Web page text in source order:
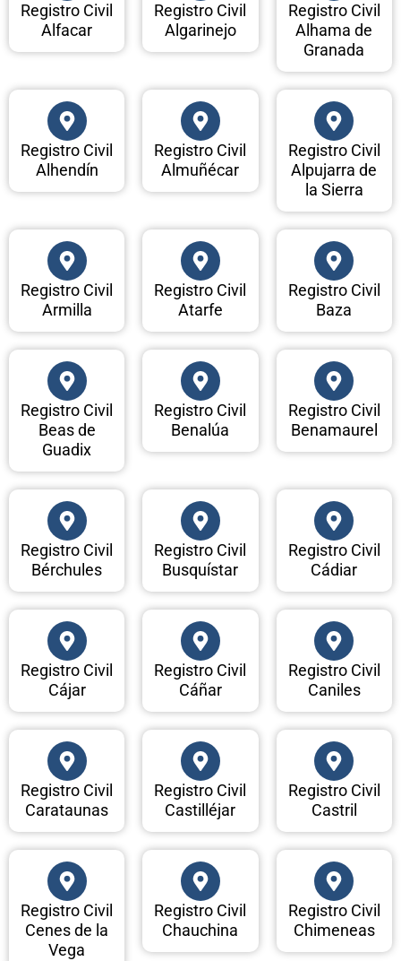
Registro Civil
Alfacar
Registro Civil
Algarinejo
Registro Civil
Alhama de
Granada
Registro Civil
Alhendín
Registro Civil
Almuñécar
Registro Civil
Alpujarra de
la Sierra
Registro Civil
Armilla
Registro Civil
Atarfe
Registro Civil
Baza
Registro Civil
Beas de
Guadix
Registro Civil
Benalúa
Registro Civil
Benamaurel
Registro Civil
Bérchules
Registro Civil
Busquístar
Registro Civil
Cádiar
Registro Civil
Cájar
Registro Civil
Cáñar
Registro Civil
Caniles
Registro Civil
Carataunas
Registro Civil
Castilléjar
Registro Civil
Castril
Registro Civil
Cenes de la
Vega
Registro Civil
Chauchina
Registro Civil
Chimeneas